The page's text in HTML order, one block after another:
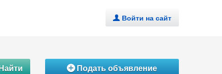
. Войти на сайт
ÁПодать объявление